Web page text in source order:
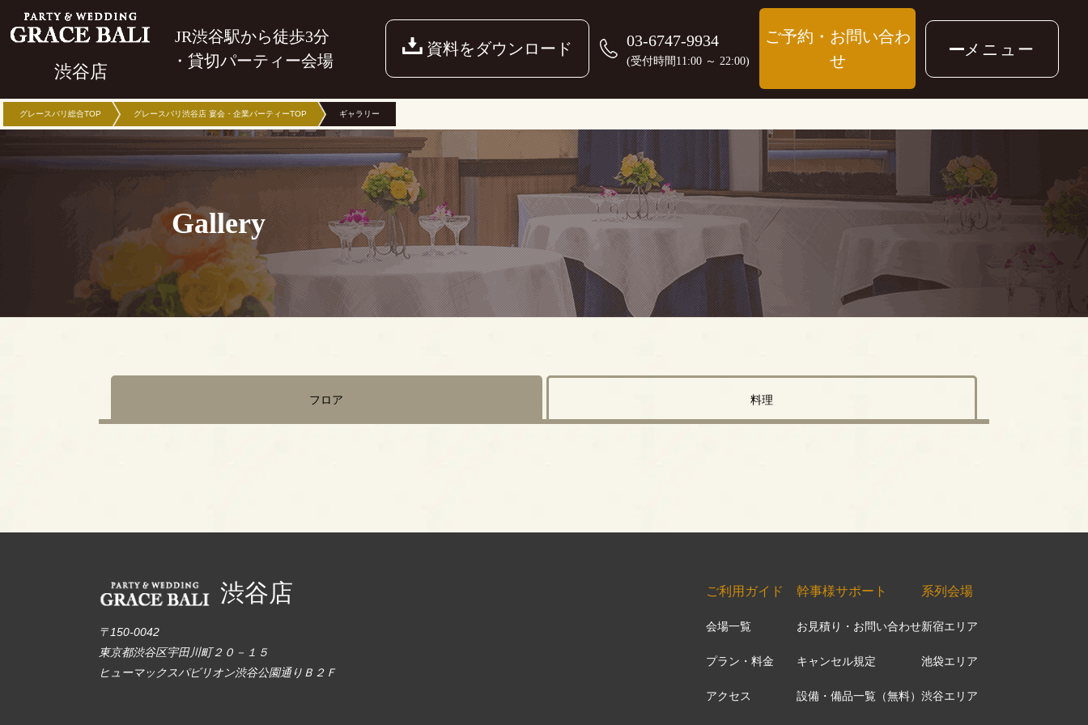
渋谷店
JR渋谷駅から徒歩3分
・貸切パーティー会場
資料をダウンロード 03-6747-9934
(受付時間11:00 ～ 22:00)
ご予約・お問い合わ
せ
メニュー
グレースバリ総合TOP グレースバリ渋谷店 宴会・企業パーティーTOP ギャラリー
Gallery
フロア 料理
渋谷店
〒150-0042
東京都渋谷区宇田川町２０－１５
ヒューマックスパビリオン渋谷公園通りＢ２Ｆ
ご利用ガイド
会場一覧
プラン・料金
アクセス
幹事様サポート
お見積り・お問い合わせ
キャンセル規定
設備・備品一覧（無料）
系列会場
新宿エリア
池袋エリア
渋谷エリア